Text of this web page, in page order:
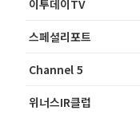
이투데이TV
스페셜리포트
Channel 5
위너스IR클럽